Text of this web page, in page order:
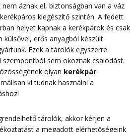
áznak el, biztonságban van a váz
kiegészítő szintén. A fedett
helyet kapnak a kerékpárok és csak
külsővel, erős anyagból készült
Ezek a tárolók egyszerre
szempontból sem okoznak csalódást.
olyan kerékpár
ki tudnak használni a
tárolók, akkor kérjen a
a megadott elérhetőségeink